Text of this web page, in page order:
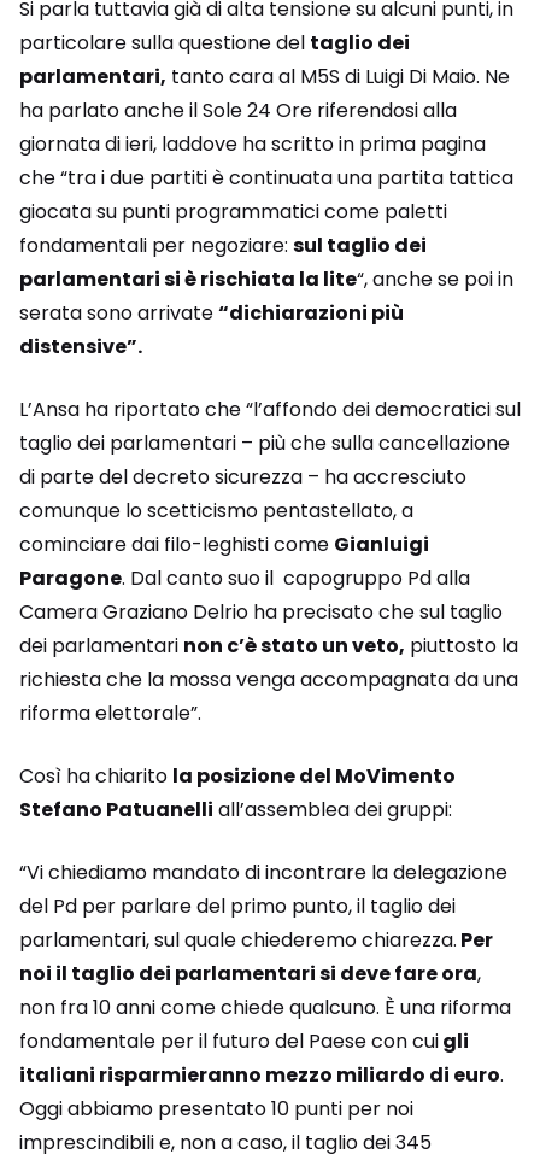
Si parla tuttavia già di alta tensione su alcuni punti, in
particolare sulla questione del taglio dei
parlamentari, tanto cara al M5S di Luigi Di Maio. Ne
ha parlato anche il Sole 24 Ore riferendosi alla
giornata di ieri, laddove ha scritto in prima pagina
che “tra i due partiti è continuata una partita tattica
giocata su punti programmatici come paletti
fondamentali per negoziare: sul taglio dei
parlamentari si è rischiata la lite“, anche se poi in
serata sono arrivate“dichiarazioni più
distensive”.
L’Ansa ha riportato che “l’affondo dei democratici sul
taglio dei parlamentari – più che sulla cancellazione
di parte del decreto sicurezza – ha accresciuto
comunque lo scetticismo pentastellato, a
cominciare dai filo-leghisti come Gianluigi
Paragone. Dal canto suo il capogruppo Pd alla
Camera Graziano Delrio ha precisato che sul taglio
dei parlamentari non c’è stato un veto, piuttosto la
richiesta che la mossa venga accompagnata da una
riforma elettorale”.
Così ha chiarito la posizione del MoVimento
Stefano Patuanelli all’assemblea dei gruppi:
“Vi chiediamo mandato di incontrare la delegazione
del Pd per parlare del primo punto, il taglio dei
parlamentari, sul quale chiederemo chiarezza. Per
noi il taglio dei parlamentari si deve fare ora,
non fra 10 anni come chiede qualcuno. È una riforma
fondamentale per il futuro del Paese con cuigli
italiani risparmieranno mezzo miliardo di euro.
Oggi abbiamo presentato 10 punti per noi
imprescindibili e, non a caso, il taglio dei 345